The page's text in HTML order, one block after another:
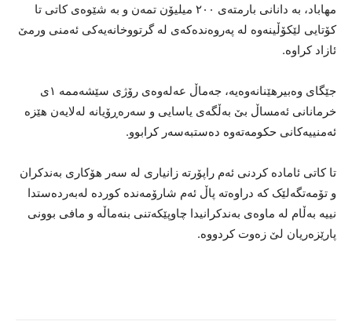
مهاباد، بە دانانی بارمتەی ٢٠٠ میلیۆن تمەن و بە شێوەی کاتی تا
کۆتایی لێکۆڵینەوە لە پەروەندەکەی لە گرتووخانەیەکی ئەمنی ورمێ
ئازاد کراوە.
جێگای وەبیرهێنانەوەیە، جەماڵ عەلەوەی رۆژی سێشەممە ١ی
خرمانانی ئەمساڵ بێ بەڵگەی یاسایی و سەرەڕۆیانە لەلایەن هێزە
ئەمنییەکانی حکومەتەوە دەستبەسەر کرابوو.
تا کاتی ئامادە کردنی ئەم راپۆرتە زانیاری لە سەر هۆکاری بەندکران
و تۆمەتگەلێک کە دراوەتە پاڵ ئەم شارۆمەندە کوردە لەبەردەستدا
نییە بەڵام لە ماوەی بەندکرانیدا چاوپێکەتنی بنەماڵە و مافی بوونی
پارێزەریان لێ زەوت کردووە.